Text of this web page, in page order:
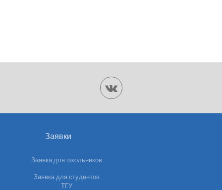
Заявки
Заявка для школьников
Заявка для студентов
ТГУ